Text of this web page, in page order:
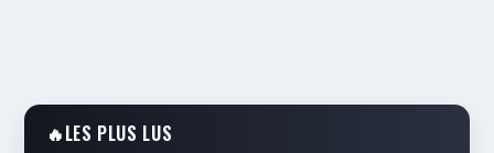
🔥LES PLUS LUS